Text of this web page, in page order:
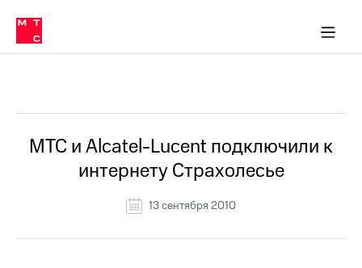
Медиа-центр
и акционерам
Устойчивое развитие
Комплаенс и деловая этика
компании
Карьера
История
компании
Руководство
в МТС
Пресс-
релизы
о технологиях
МТС и Alcatel-Lucent подключили к
интернету Страхолесье
13 сентября 2010